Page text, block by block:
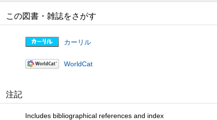
この図書・雑誌をさがす
カーリル
WorldCat
注記
Includes bibliographical references and index